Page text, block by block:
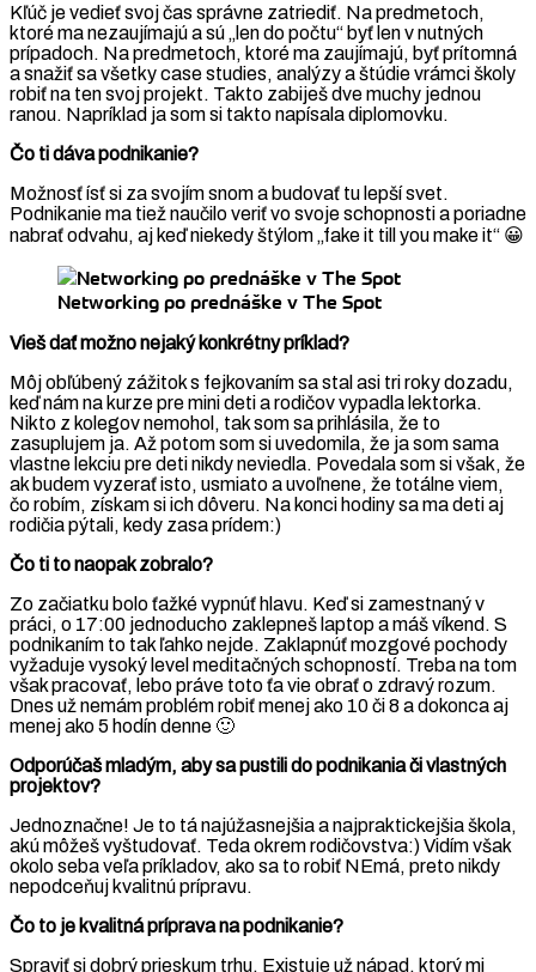
Kľúč je vedieť svoj čas správne zatriediť. Na predmetoch,
ktoré ma nezaujímajú a sú „len do počtu“ byť len v nutných
prípadoch. Na predmetoch, ktoré ma zaujímajú, byť prítomná
a snažiť sa všetky case studies, analýzy a štúdie vrámci školy
robiť na ten svoj projekt. Takto zabiješ dve muchy jednou
ranou. Napríklad ja som si takto napísala diplomovku.
Čo ti dáva podnikanie?
Možnosť ísť si za svojím snom a budovať tu lepší svet.
Podnikanie ma tiež naučilo veriť vo svoje schopnosti a poriadne
nabrať odvahu, aj keď niekedy štýlom „fake it till you make it“ 😀
Networking po prednáške v The Spot
Vieš dať možno nejaký konkrétny príklad?
Môj obľúbený zážitok s fejkovaním sa stal asi tri roky dozadu,
keď nám na kurze pre mini deti a rodičov vypadla lektorka.
Nikto z kolegov nemohol, tak som sa prihlásila, že to
zasuplujem ja. Až potom som si uvedomila, že ja som sama
vlastne lekciu pre deti nikdy neviedla. Povedala som si však, že
ak budem vyzerať isto, usmiato a uvoľnene, že totálne viem,
čo robím, získam si ich dôveru. Na konci hodiny sa ma deti aj
rodičia pýtali, kedy zasa prídem:)
Čo ti to naopak zobralo?
Zo začiatku bolo ťažké vypnúť hlavu. Keď si zamestnaný v
práci, o 17:00 jednoducho zaklepneš laptop a máš víkend. S
podnikaním to tak ľahko nejde. Zaklapnúť mozgové pochody
vyžaduje vysoký level meditačných schopností. Treba na tom
však pracovať, lebo práve toto ťa vie obrať o zdravý rozum.
Dnes už nemám problém robiť menej ako 10 či 8 a dokonca aj
menej ako 5 hodín denne 🙂
Odporúčaš mladým, aby sa pustili do podnikania či vlastných
projektov?
Jednoznačne! Je to tá najúžasnejšia a najpraktickejšia škola,
akú môžeš vyštudovať. Teda okrem rodičovstva:) Vidím však
okolo seba veľa príkladov, ako sa to robiť NEmá, preto nikdy
nepodceňuj kvalitnú prípravu.
Čo to je kvalitná príprava na podnikanie?
Spraviť si dobrý prieskum trhu. Existuje už nápad, ktorý mi